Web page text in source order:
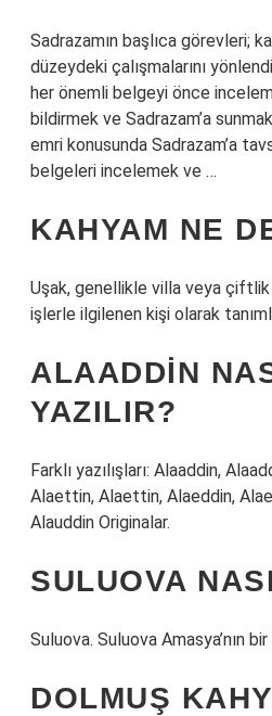
Sadrazamın başlıca görevleri;
düzeydeki çalışmalarını
her önemli belgeyi önce
bildirmek ve Sadrazam’a
emri konusunda Sadrazam’a
belgeleri incelemek ve …
KAHYAM NE
Uşak, genellikle villa veya
işlerle ilgilenen kişi olarak
ALAADDIN
YAZILIR?
Farklı yazılışları: Alaaddin,
Alaettin, Alaettin, Alaeddin,
Alauddin Originalar.
SULUOVA
Suluova. Suluova Amasya’nın
DOLMUŞ